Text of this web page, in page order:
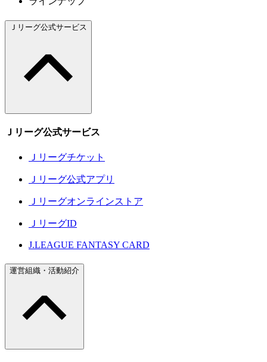
Ｊリーグ公式サービス
Ｊリーグ公式サービス
Ｊリーグチケット
Ｊリーグ公式アプリ
Ｊリーグオンラインストア
ＪリーグID
J.LEAGUE FANTASY CARD
運営組織・活動紹介